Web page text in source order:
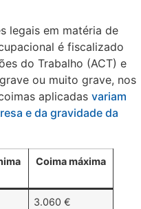
legais em matéria de
é fiscalizado
do Trabalho (ACT) e
ou muito grave, nos
aplicadas variam
e da gravidade da
Coima máxima
3.060 €